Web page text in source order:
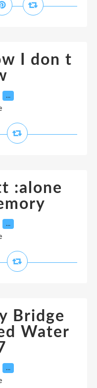
I don t
…
:alone
…
Bridge
Water
…